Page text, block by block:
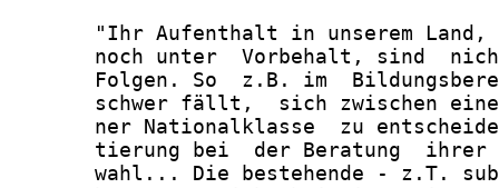
"Ihr Aufenthalt in unserem
noch unter  Vorbehalt, sind
Folgen. So  z.B. im
schwer fällt,  sich zwischen
ner Nationalklasse  zu
tierung bei  der Beratung
wahl... Die bestehende - z.T.